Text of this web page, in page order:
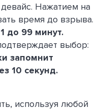
Нажатием на
время до взрыва.
до 99 минут.
выбор:
запомнит
10 секунд.
используя любой